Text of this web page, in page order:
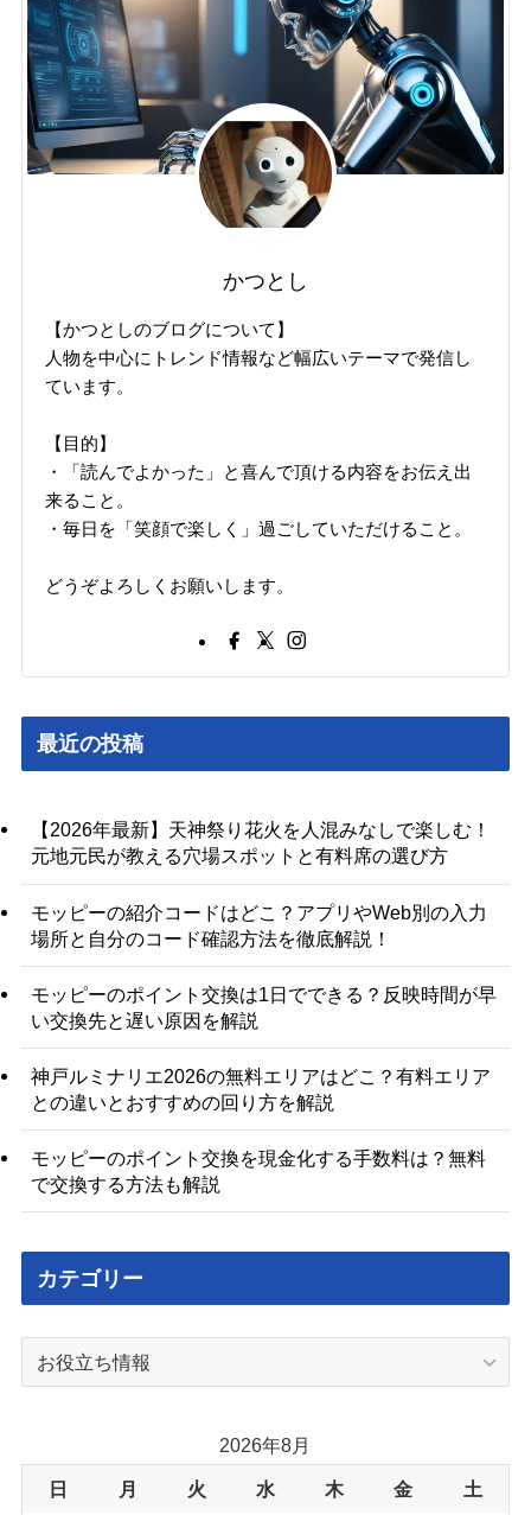
かつとし
【かつとしのブログについて】
人物を中心にトレンド情報など幅広いテーマで発信し
ています。
【目的】
・「読んでよかった」と喜んで頂ける内容をお伝え出
来ること。
・毎日を「笑顔で楽しく」過ごしていただけること。
どうぞよろしくお願いします。
最近の投稿
【2026年最新】天神祭り花火を人混みなしで楽しむ！
元地元民が教える穴場スポットと有料席の選び方
モッピーの紹介コードはどこ？アプリやWeb別の入力
場所と自分のコード確認方法を徹底解説！
モッピーのポイント交換は1日でできる？反映時間が早
い交換先と遅い原因を解説
神戸ルミナリエ2026の無料エリアはどこ？有料エリア
との違いとおすすめの回り方を解説
モッピーのポイント交換を現金化する手数料は？無料
で交換する方法も解説
カテゴリー
ー
2026年8月
日 月 火 水 木 金 土